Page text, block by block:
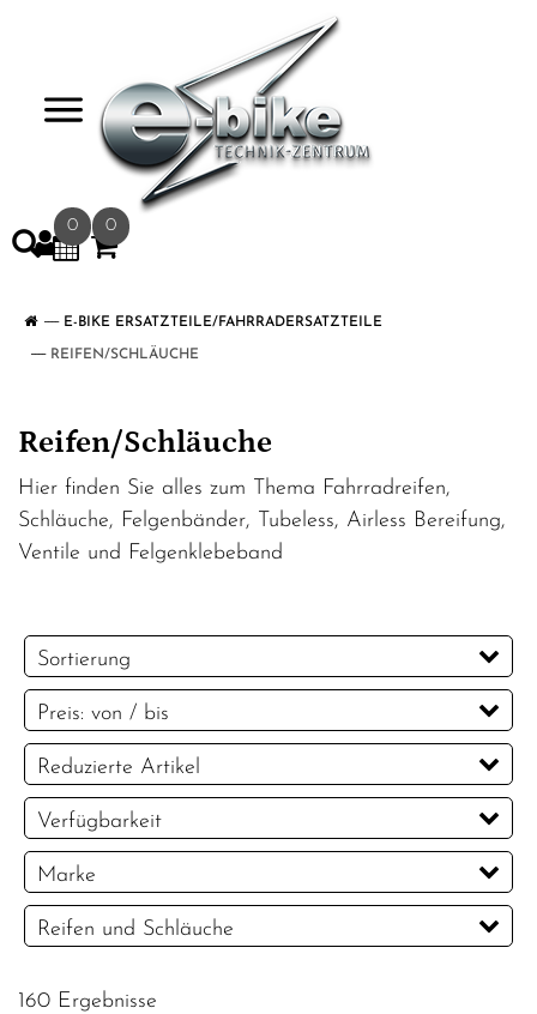
0 0
E-BIKE ERSATZTEILE/FAHRRADERSATZTEILE
REIFEN/SCHLÄUCHE
Reifen/Schläuche
Hier finden Sie alles zum Thema Fahrradreifen,
Schläuche, Felgenbänder, Tubeless, Airless Bereifung,
Ventile und Felgenklebeband
Sortierung
Preis: von / bis
EUR
EUR
PREISFILTER ANWENDEN
Reduzierte Artikel
Reduzierte Artikel
Verfügbarkeit
Marke
CONTINENTAL
Reifen und Schläuche
160 Ergebnisse